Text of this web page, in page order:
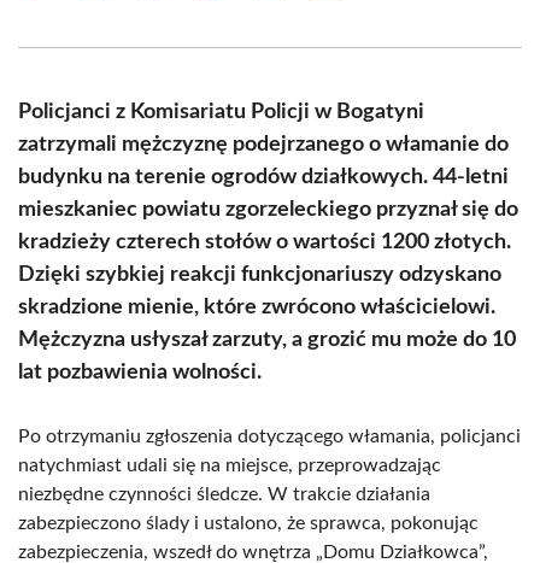
(Twitter)
Policjanci z Komisariatu Policji w Bogatyni
zatrzymali mężczyznę podejrzanego o włamanie do
budynku na terenie ogrodów działkowych. 44-letni
mieszkaniec powiatu zgorzeleckiego przyznał się do
kradzieży czterech stołów o wartości 1200 złotych.
Dzięki szybkiej reakcji funkcjonariuszy odzyskano
skradzione mienie, które zwrócono właścicielowi.
Mężczyzna usłyszał zarzuty, a grozić mu może do 10
lat pozbawienia wolności.
Po otrzymaniu zgłoszenia dotyczącego włamania, policjanci
natychmiast udali się na miejsce, przeprowadzając
niezbędne czynności śledcze. W trakcie działania
zabezpieczono ślady i ustalono, że sprawca, pokonując
zabezpieczenia, wszedł do wnętrza „Domu Działkowca”,